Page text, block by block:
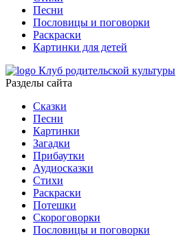
Песни
Пословицы и поговорки
Раскраски
Картинки для детей
Клуб родительской культуры
Разделы сайта
Сказки
Песни
Картинки
Загадки
Прибаутки
Аудиосказки
Стихи
Раскраски
Потешки
Скороговорки
Пословицы и поговорки